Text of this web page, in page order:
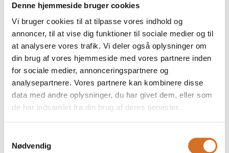
Denne hjemmeside bruger cookies
Vi bruger cookies til at tilpasse vores indhold og
annoncer, til at vise dig funktioner til sociale medier og til
at analysere vores trafik. Vi deler også oplysninger om
din brug af vores hjemmeside med vores partnere inden
for sociale medier, annonceringspartnere og
analysepartnere. Vores partnere kan kombinere disse
data med andre oplysninger, du har givet dem, eller som
de har indsamlet fra din brug af deres tjenester.
Nødvendig
14. april 2026
Foodexpo er klar til at favne